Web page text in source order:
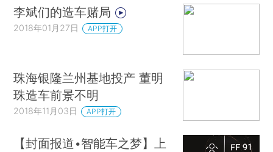
李斌们的造车赌局
2018年01月27日 APP打开
珠海银隆兰州基地投产 董明
珠造车前景不明
2018年11月03日 APP打开
【封面报道•智能车之梦】上